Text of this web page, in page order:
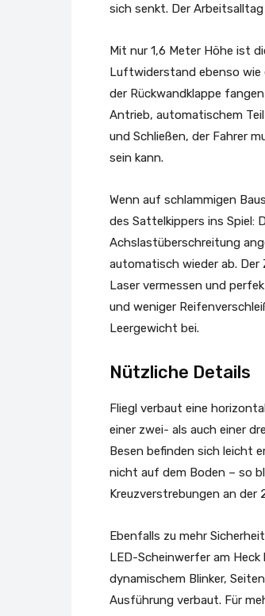
sich senkt. Der
Mit nur 1,6 Meter Höhe ist
Luftwiderstand ebenso wie
der Rückwandklappe
Antrieb, automatischem
und Schließen, der Fahrer
sein kann.
Wenn auf schlammigen
des Sattelkippers ins Spiel:
Achslastüberschreitung
automatisch wieder ab. Der
Laser vermessen und
und weniger
Leergewicht bei.
Nützliche Details
Fliegl verbaut eine
einer zwei- als auch einer
Besen befinden sich leicht
nicht auf dem Boden – so
Kreuzverstrebungen an
Ebenfalls zu mehr
LED-Scheinwerfer am
dynamischem Blinker,
Ausführung verbaut. Für